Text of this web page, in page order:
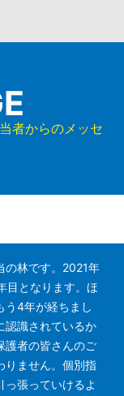
者からのメッセ
の林です。2021年
目となります。ほ
う4年が経ちまし
認識されているか
護者の皆さんのご
りません。個別指
張っていけるよ